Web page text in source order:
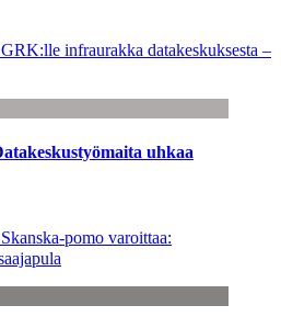
infraurakka datakeskuksesta –
uhkaa
pomo varoittaa: